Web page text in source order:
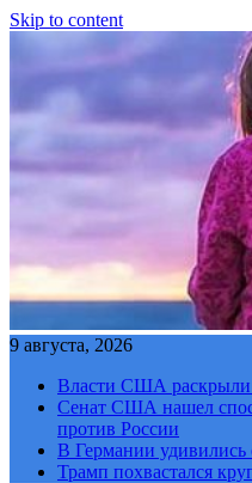
Skip to content
9 августа, 2026
Власти США раскрыли
Сенат США нашел
против России
В Германии
Трамп похвастался